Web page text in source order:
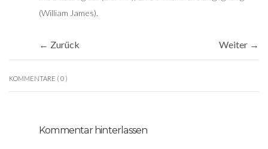
(William James).
← Zurück Weiter →
KOMMENTARE ( 0 )
Kommentar hinterlassen